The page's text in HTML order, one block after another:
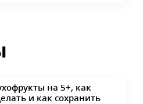
на 5+, как
и как сохранить